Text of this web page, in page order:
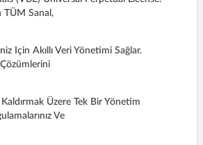
TÜM Sanal,
Için Akıllı Veri Yönetimi Sağlar.
Üzere Tek Bir Yönetim
Ve